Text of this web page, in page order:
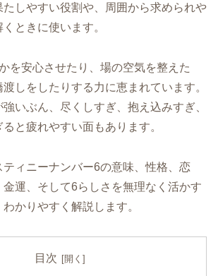
たしやすい役割や、周囲から求められや
ときに使います。
を安心させたり、場の空気を整えた
しをしたりする力に恵まれています。
いぶん、尽くしすぎ、抱え込みすぎ、
と疲れやすい面もあります。
ティニーナンバー6の意味、性格、恋
運、そして6らしさを無理なく活かす
かりやすく解説します。
目次